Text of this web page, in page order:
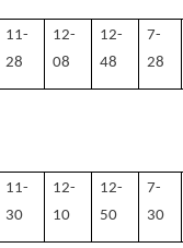
11-
28
12-
08
12-
48
7-
28
11-
30
12-
10
12-
50
7-
30